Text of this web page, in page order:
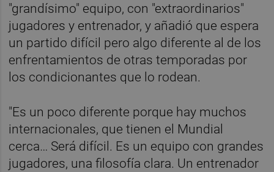
"grandísimo" equipo, con "extraordinarios"
jugadores y entrenador, y añadió que espera
un partido difícil pero algo diferente al de los
enfrentamientos de otras temporadas por
los condicionantes que lo rodean.
"Es un poco diferente porque hay muchos
internacionales, que tienen el Mundial
cerca… Será difícil. Es un equipo con grandes
jugadores, una filosofía clara. Un entrenador